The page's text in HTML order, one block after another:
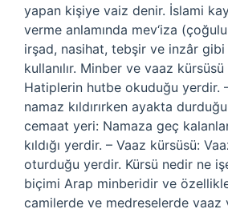
yapan kişiye vaiz denir. İslami
verme anlamında mev‘iza
irşad, nasihat, tebşir ve inzâr gibi
kullanılır. Minber ve vaaz
Hatiplerin hutbe okuduğu yerdir.
namaz kıldırırken ayakta
cemaat yeri: Namaza geç
kıldığı yerdir. – Vaaz kürsüsü:
oturduğu yerdir. Kürsü nedir ne
biçimi Arap minberidir ve
camilerde ve medreselerde vaaz